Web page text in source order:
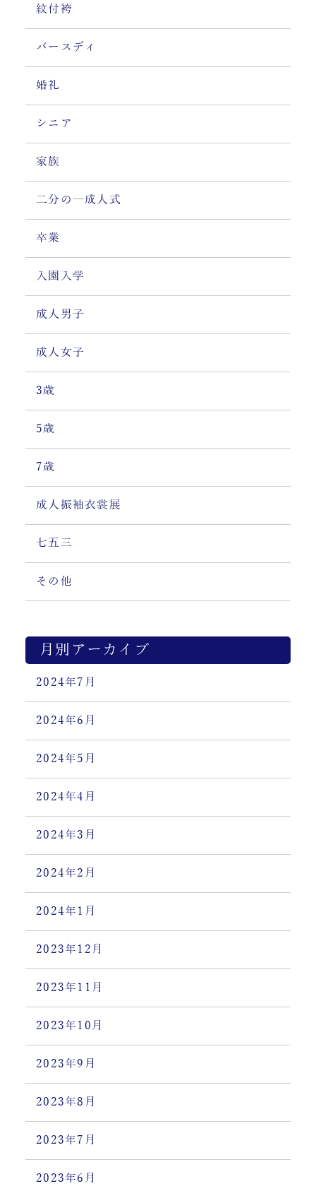
紋付袴
バースディ
婚礼
シニア
家族
二分の一成人式
卒業
入園入学
成人男子
成人女子
3歳
5歳
7歳
成人振袖衣裳展
七五三
その他
月別アーカイブ
2024年7月
2024年6月
2024年5月
2024年4月
2024年3月
2024年2月
2024年1月
2023年12月
2023年11月
2023年10月
2023年9月
2023年8月
2023年7月
2023年6月